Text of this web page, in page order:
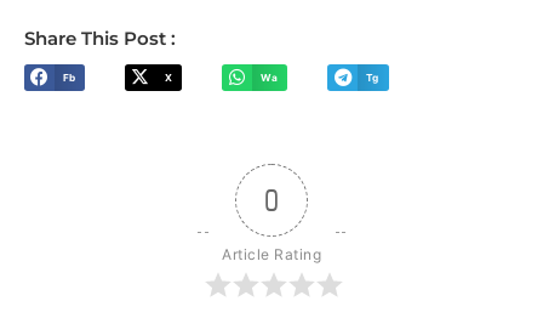
Share This Post :
Fb X Wa Tg
0
Article Rating